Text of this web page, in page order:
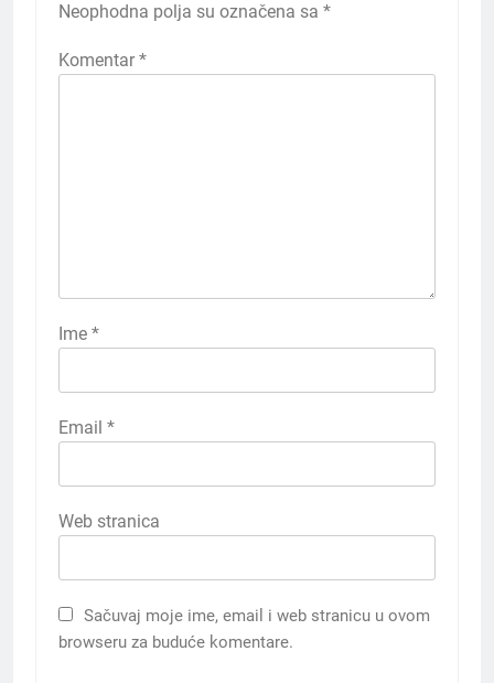
Neophodna polja su označena sa *
Komentar *
Ime *
Email *
Web stranica
Sačuvaj moje ime, email i web stranicu u ovom
browseru za buduće komentare.